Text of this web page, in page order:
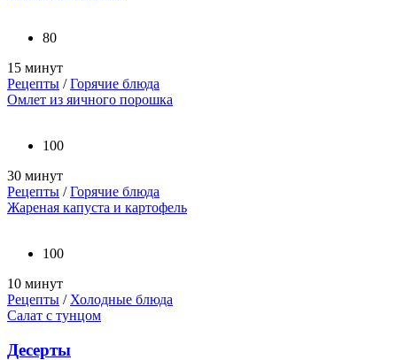
80
15 минут
Рецепты /Горячие блюда
Омлет из яичного порошка
100
30 минут
Рецепты /Горячие блюда
Жареная капуста и картофель
100
10 минут
Рецепты / Холодные блюда
Салат с тунцом
Десерты